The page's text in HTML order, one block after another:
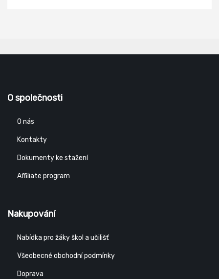
O společnosti
O nás
Kontakty
Dokumenty ke stažení
Affiliate program
Nakupování
Nabídka pro žáky škol a učilišť
Všeobecné obchodní podmínky
Doprava